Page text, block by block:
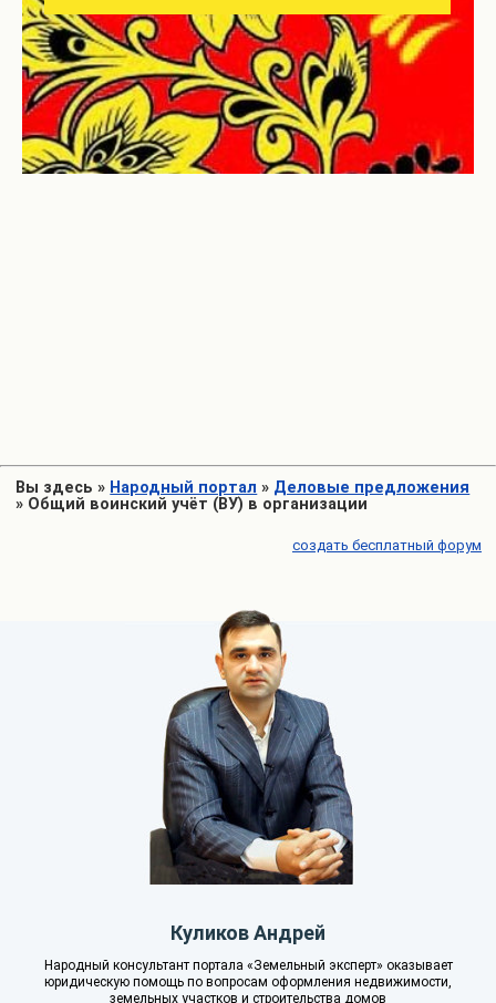
Вы здесь » Народный портал » Деловые предложения
» Общий воинский учёт (ВУ) в организации
создать бесплатный форум
Куликов Андрей
Народный консультант портала «Земельный эксперт» оказывает
юридическую помощь по вопросам оформления недвижимости,
земельных участков и строительства домов